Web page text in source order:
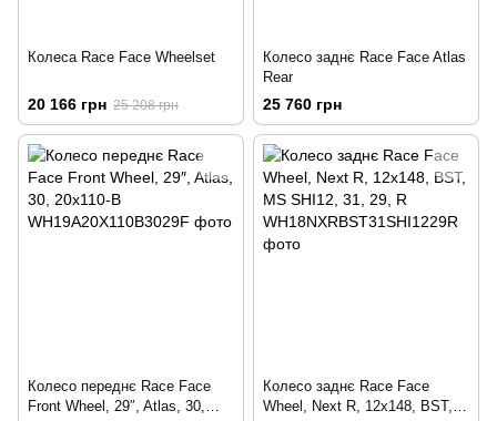
Колеса Race Face Wheelset
20 166 грн 25 208 грн
Колесо заднє Race Face Atlas
Rear
25 760 грн
Колесо переднє Race Face
Front Wheel, 29″, Atlas, 30,
Колесо заднє Race Face
Wheel, Next R, 12х148, BST,